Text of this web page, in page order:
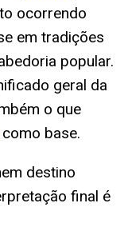
ocorrendo
em tradições
popular.
geral da
o que
como base.
destino
final é